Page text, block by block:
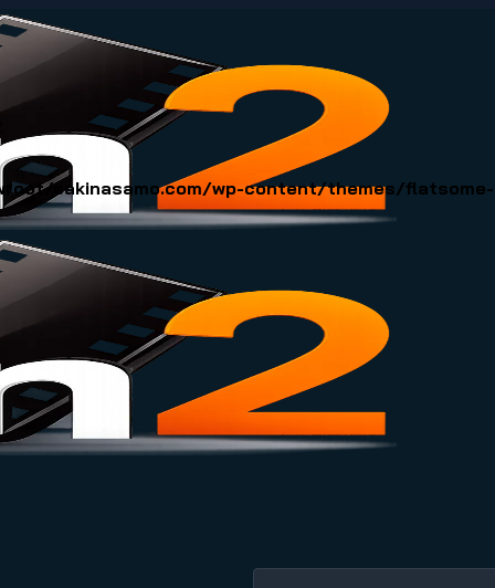
sakinasamo.com/wp-content/themes/